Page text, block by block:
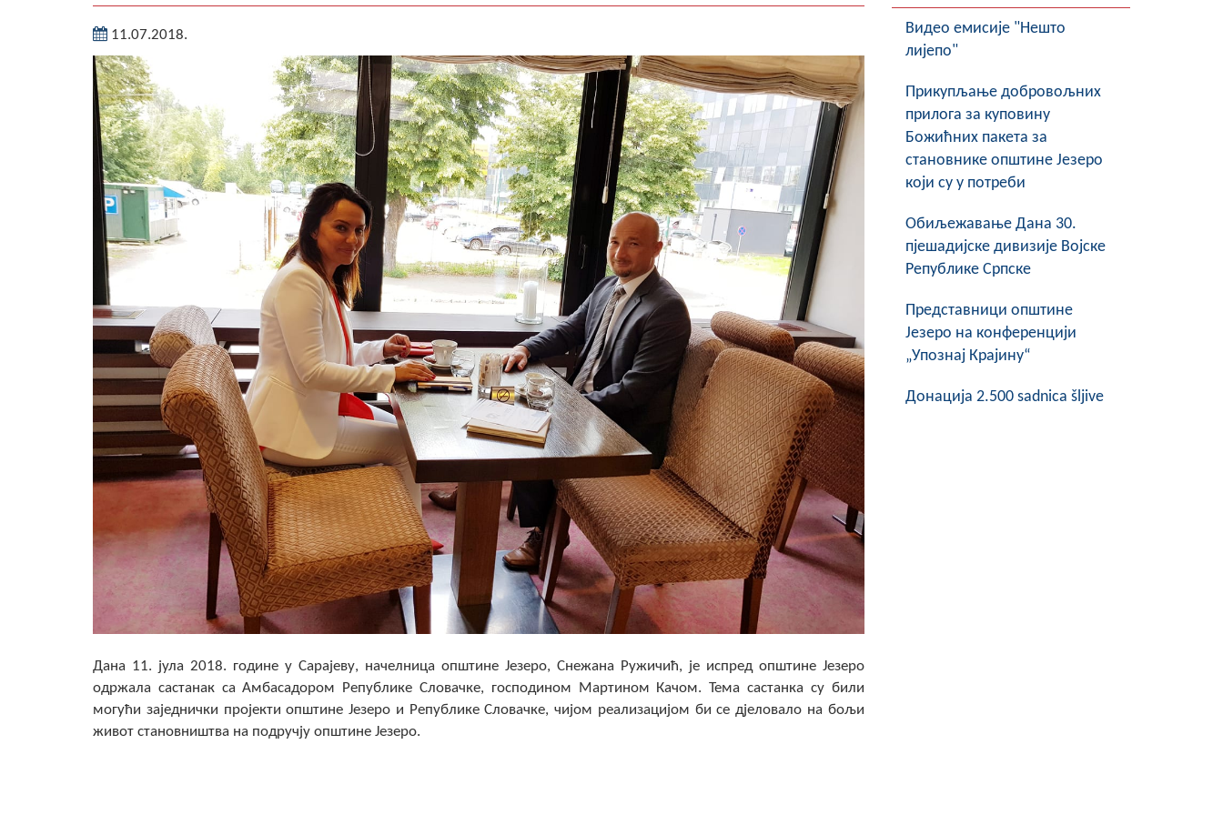
11.07.2018.
Дана 11. јула 2018. године у Сарајеву, начелница општине Језеро, Снежана Ружичић, је испред општине Језеро
одржала састанак са Амбасадором Републике Словачке, господином Мартином Качом. Тема састанка су били
могући заједнички пројекти општине Језеро и Републике Словачке, чијом реализацијом би се дјеловало на бољи
живот становништва на подручју општине Језеро.
Видео емисије "Нешто
лијепо"
Прикупљање добровољних
прилога за куповину
Божићних пакета за
становнике општине Језеро
који су у потреби
Обиљежавање Данa 30.
пјешадијске дивизије Војске
Републике Српске
Представници општине
Језеро на конференцији
„Упознај Крајину“
Донација 2.500 sadnica šljive